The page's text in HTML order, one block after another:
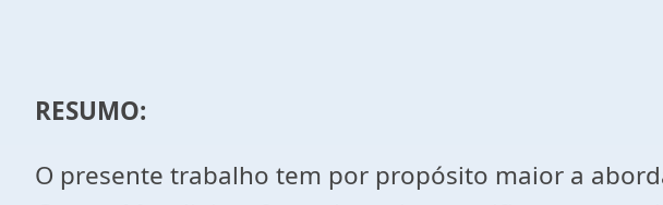
RESUMO:
O presente trabalho tem por propósito maior a